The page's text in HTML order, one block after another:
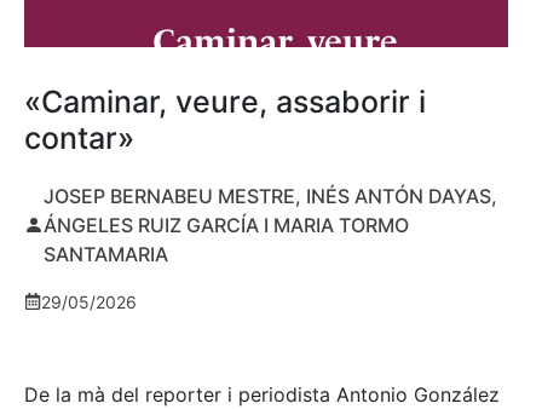
«Caminar, veure, assaborir i
contar»
JOSEP BERNABEU MESTRE, INÉS ANTÓN DAYAS,
ÁNGELES RUIZ GARCÍA I MARIA TORMO
SANTAMARIA
29/05/2026
De la mà del reporter i periodista Antonio González